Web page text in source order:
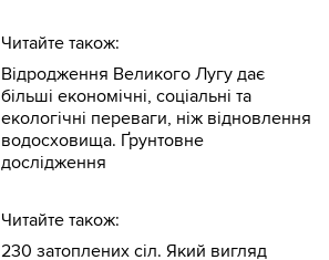
Читайте також:
Відродження Великого Лугу дає
більші економічні, соціальні та
екологічні переваги, ніж відновлення
водосховища. Ґрунтовне
дослідження
Читайте також:
230 затоплених сіл. Який вигляд